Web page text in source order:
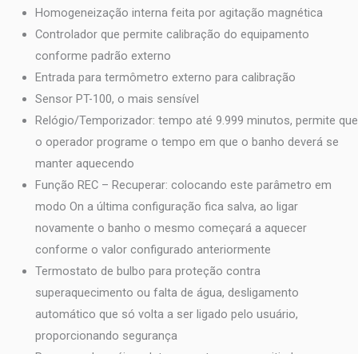
Homogeneização interna feita por agitação magnética
Controlador que permite calibração do equipamento
conforme padrão externo
Entrada para termômetro externo para calibração
Sensor PT-100, o mais sensível
Relógio/Temporizador: tempo até 9.999 minutos, permite que
o operador programe o tempo em que o banho deverá se
manter aquecendo
Função REC – Recuperar: colocando este parâmetro em
modo On a última configuração fica salva, ao ligar
novamente o banho o mesmo começará a aquecer
conforme o valor configurado anteriormente
Termostato de bulbo para proteção contra
superaquecimento ou falta de água, desligamento
automático que só volta a ser ligado pelo usuário,
proporcionando segurança